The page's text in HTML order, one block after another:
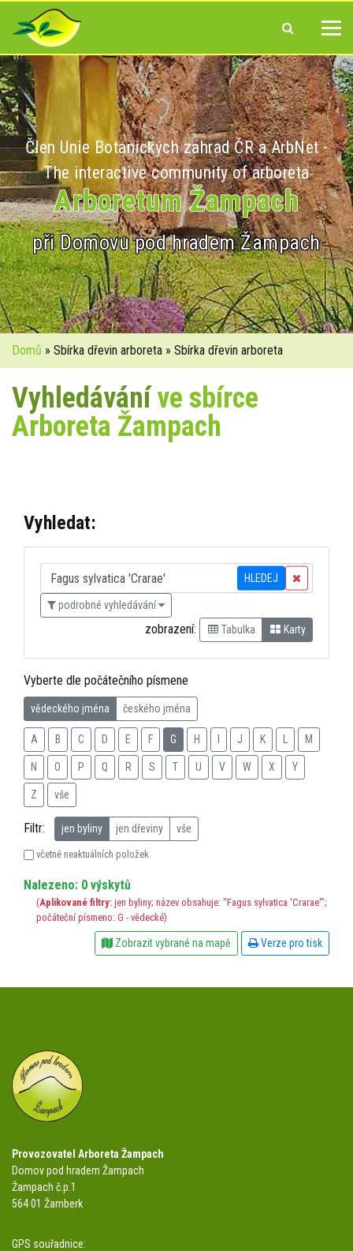
Člen Unie Botanických zahrad ČR a ArbNet -
The interactive community of arboreta
Arboretum Žampach
při Domovu pod hradem Žampach
Domů » Sbírka dřevin arboreta » Sbírka dřevin arboreta
Vyhledáváníve sbírce
Arboreta Žampach
Vyhledat:
HLEDEJ
podrobné vyhledávání
zobrazení: Tabulka Karty
Vyberte dle počátečního písmene
vědeckého jména českého jména
A B C D E F G H J K M
N O P Q R S T U V W X Y
Z vše
Filtr: jen byliny jen dřeviny vše
včetně neaktuálních položek
Nalezeno: 0 výskytů
(Aplikované filtry: jen byliny; název obsahuje: "Fagus sylvatica 'Crarae'";
počáteční písmeno: G - vědecké)
Zobrazit vybrané na mapě Verze pro tisk
Provozovatel Arboreta Žampach
Domov pod hradem Žampach
Žampach č.p.1
564 01 Žamberk
GPS souřadnice: